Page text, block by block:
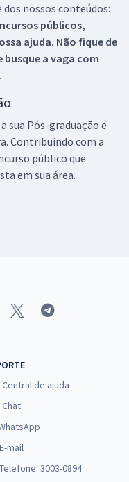
nossos conteúdos:
públicos,
ajuda. Não fique de
busque a vaga com
sua Pós-graduação e
Contribuindo com a
público que
em sua área.
Central de ajuda
Chat
E-mail
Telefone: 3003-0894